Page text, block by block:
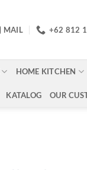
MAIL +62 812
HOME KITCHEN
KATALOG OUR